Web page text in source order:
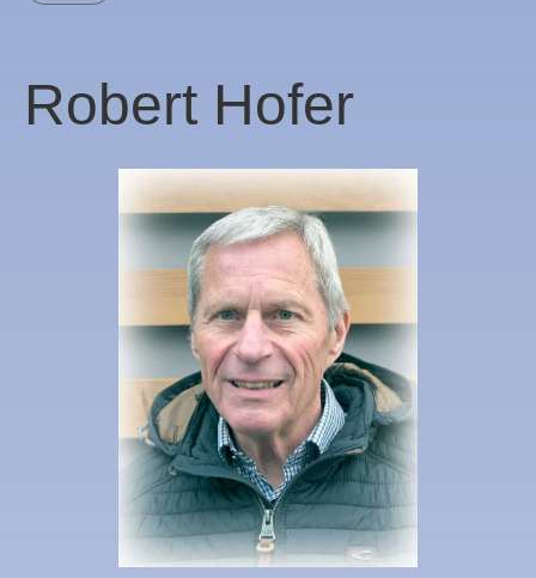
Robert Hofer